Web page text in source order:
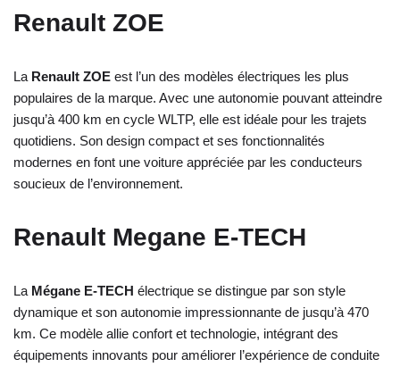
Renault ZOE
La Renault ZOE est l’un des modèles électriques les plus
populaires de la marque. Avec une autonomie pouvant atteindre
jusqu’à 400 km en cycle WLTP, elle est idéale pour les trajets
quotidiens. Son design compact et ses fonctionnalités
modernes en font une voiture appréciée par les conducteurs
soucieux de l’environnement.
Renault Megane E-TECH
La Mégane E-TECH électrique se distingue par son style
dynamique et son autonomie impressionnante de jusqu’à 470
km. Ce modèle allie confort et technologie, intégrant des
équipements innovants pour améliorer l’expérience de conduite